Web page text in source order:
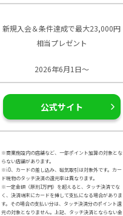
新規入会＆条件達成で最大23,000円
相当プレゼント
2026年6月1日～
公式サイト
※商業施設内の店舗など、一部ポイント加算の対象とな
らない店舗があります。
※iD、カードの差し込み、磁気取引は対象外です。カー
ド現物のタッチ決済の還元率は異なります。
※一定金額（原則1万円）を超えると、タッチ決済でな
く、決済端末にカードを挿して支払になる場合がありま
す。その場合の支払い分は、タッチ決済分のポイント還
元の対象となりません。上記、タッチ決済とならない金